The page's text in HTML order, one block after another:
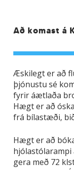
Að komast á
Æskilegt er að
þjónustu sé
fyrir áætlaða
Hægt er að
frá bílastæði,
Hægt er að
hjólastólarampi
gera með 72